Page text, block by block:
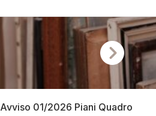
Avviso 01/2026 Piani Quadro